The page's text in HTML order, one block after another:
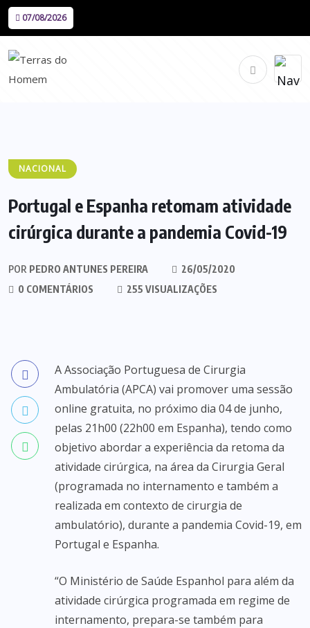
07/08/2026
NACIONAL
Portugal e Espanha retomam atividade
cirúrgica durante a pandemia Covid-19
POR PEDRO ANTUNES PEREIRA
26/05/2020
0 COMENTÁRIOS
255 VISUALIZAÇÕES
A Associação Portuguesa de Cirurgia
Ambulatória (APCA) vai promover uma sessão
online gratuita, no próximo dia 04 de junho,
pelas 21h00 (22h00 em Espanha), tendo como
objetivo abordar a experiência da retoma da
atividade cirúrgica, na área da Cirurgia Geral
(programada no internamento e também a
realizada em contexto de cirurgia de
ambulatório), durante a pandemia Covid-19, em
Portugal e Espanha.
“O Ministério de Saúde Espanhol para além da
atividade cirúrgica programada em regime de
internamento, prepara-se também para